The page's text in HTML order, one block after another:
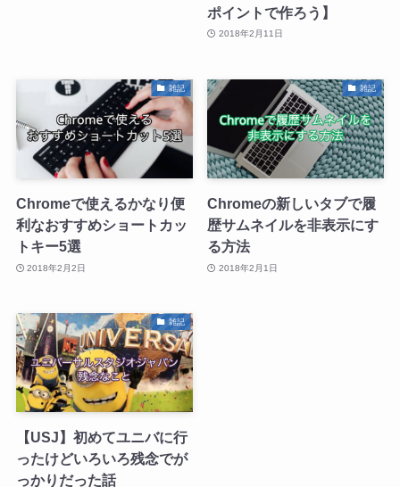
ポイントで作ろう】
2018年2月11日
雑記
Chromeで使えるかなり便
利なおすすめショートカッ
トキー5選
2018年2月2日
雑記
Chromeの新しいタブで履
歴サムネイルを非表示にす
る方法
2018年2月1日
雑記
【USJ】初めてユニバに行
ったけどいろいろ残念でが
っかりだった話